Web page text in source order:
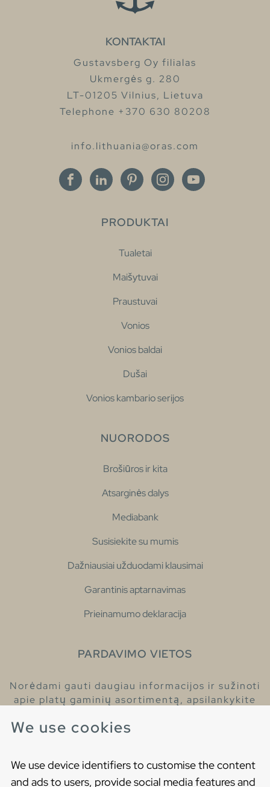
We use cookies
We use device identifiers to customise the content
and ads to users, provide social media features and
KONTAKTAI
Gustavsberg Oy filialas
Ukmergės g. 280
LT-01205 Vilnius, Lietuva
Telephone +370 630 80208
info.lithuania@oras.com
PRODUKTAI
Tualetai
Maišytuvai
Praustuvai
Vonios
Vonios baldai
Dušai
Vonios kambario serijos
NUORODOS
Brošiūros ir kita
Atsarginės dalys
Mediabank
Susisiekite su mumis
Dažniausiai užduodami klausimai
Garantinis aptarnavimas
Prieinamumo deklaracija
PARDAVIMO VIETOS
Norėdami gauti daugiau informacijos ir sužinoti
apie platų gaminių asortimentą, apsilankykite